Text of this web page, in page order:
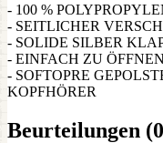
- 100 %
- SEITLICHER
- SOLIDE SILBER
- EINFACH ZU
- SOFTOPRE
KOPFHÖRER
Beurteilungen